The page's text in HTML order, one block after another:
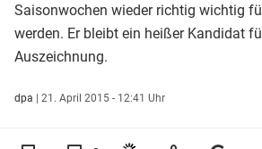
Saisonwochen wieder richtig wichtig
werden. Er bleibt ein heißer Kandidat
Auszeichnung.
dpa | 21. April 2015 - 12:41 Uhr